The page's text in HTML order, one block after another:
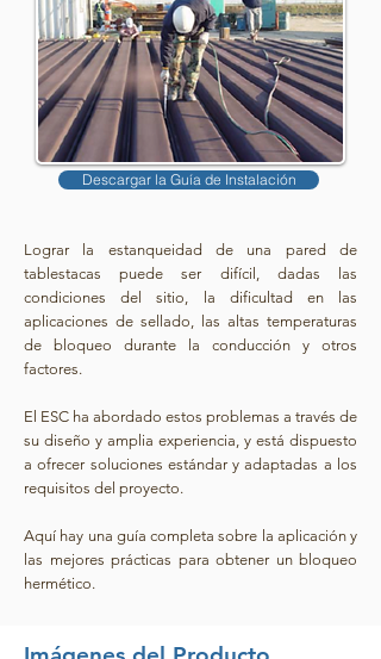
Descargar la Guía de Instalación
Lograr la estanqueidad de una pared de
tablestacas puede ser difícil, dadas las
condiciones del sitio, la dificultad en las
aplicaciones de sellado, las altas temperaturas
de bloqueo durante la conducción y otros
factores.
El ESC ha abordado estos problemas a través de
su diseño y amplia experiencia, y está dispuesto
a ofrecer soluciones estándar y adaptadas a los
requisitos del proyecto.
Aquí hay una guía completa sobre la aplicación y
las mejores prácticas para obtener un bloqueo
hermético.